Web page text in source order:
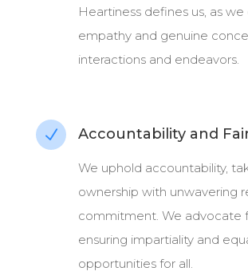
Heartiness defines us, as
empathy and genuine
interactions and endeavors.
N Accountability and
We uphold accountability,
ownership with unwavering
commitment. We advocate
ensuring impartiality and
opportunities for all.